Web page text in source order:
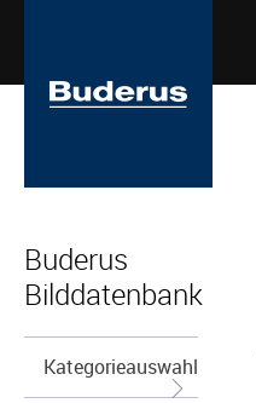
Buderus
Bilddatenbank
Kategorieauswahl